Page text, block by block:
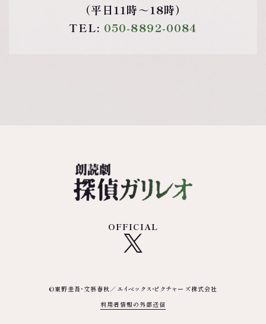
（平日11時～18時）
TEL: 050-8892-0084
OFFICIAL
©東野圭吾・文藝春秋／エイベックス・ピクチャーズ株式会社
利用者情報の外部送信